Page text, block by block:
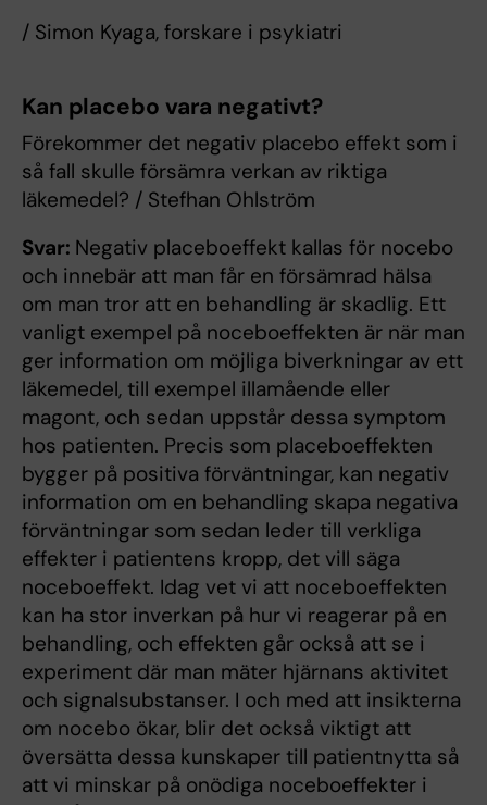
/ Simon Kyaga, forskare i psykiatri
Kan placebo vara negativt?
Förekommer det negativ placebo effekt som i
så fall skulle försämra verkan av riktiga
läkemedel? / Stefhan Ohlström
Svar: Negativ placeboeffekt kallas för nocebo
och innebär att man får en försämrad hälsa
om man tror att en behandling är skadlig. Ett
vanligt exempel på noceboeffekten är när man
ger information om möjliga biverkningar av ett
läkemedel, till exempel illamående eller
magont, och sedan uppstår dessa symptom
hos patienten. Precis som placeboeffekten
bygger på positiva förväntningar, kan negativ
information om en behandling skapa negativa
förväntningar som sedan leder till verkliga
effekter i patientens kropp, det vill säga
noceboeffekt. Idag vet vi att noceboeffekten
kan ha stor inverkan på hur vi reagerar på en
behandling, och effekten går också att se i
experiment där man mäter hjärnans aktivitet
och signalsubstanser. I och med att insikterna
om nocebo ökar, blir det också viktigt att
översätta dessa kunskaper till patientnytta så
att vi minskar på onödiga noceboeffekter i